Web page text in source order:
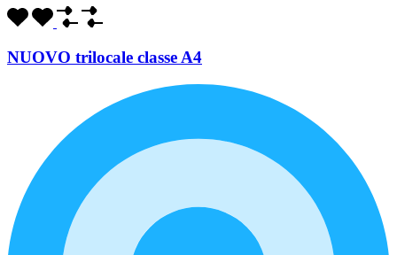
NUOVO trilocale classe A4